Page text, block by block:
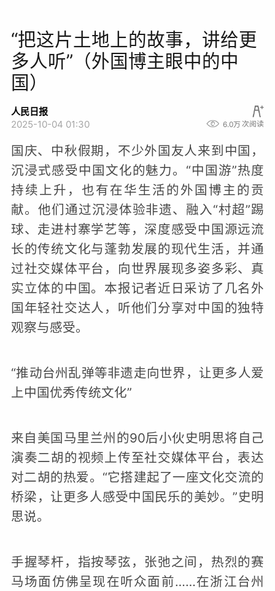
“把这片土地上的故事，讲给更
多人听”（外国博主眼中的中
国）
人民日报
2025-10-04 01:30
6.0万 次阅读
国庆、中秋假期，不少外国友人来到中国，
沉浸式感受中国文化的魅力。“中国游”热度
持续上升，也有在华生活的外国博主的贡
献。他们通过沉浸体验非遗、融入“村超”踢
球、走进村寨学艺等，深度感受中国源远流
长的传统文化与蓬勃发展的现代生活，并通
过社交媒体平台，向世界展现多姿多彩、真
实立体的中国。本报记者近日采访了几名外
国年轻社交达人，听他们分享对中国的独特
观察与感受。
“推动台州乱弹等非遗走向世界，让更多人爱
上中国优秀传统文化”
来自美国马里兰州的90后小伙史明思将自己
演奏二胡的视频上传至社交媒体平台，表达
对二胡的热爱。“它搭建起了一座文化交流的
桥梁，让更多人感受中国民乐的美妙。”史明
思说。
手握琴杆，指按琴弦，张弛之间，热烈的赛
马场面仿佛呈现在听众面前……在浙江台州